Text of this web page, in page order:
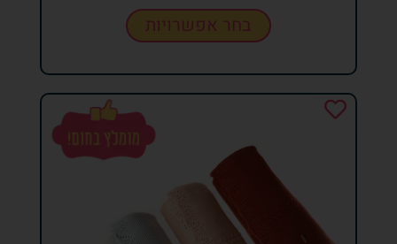
בחר אפשרויות